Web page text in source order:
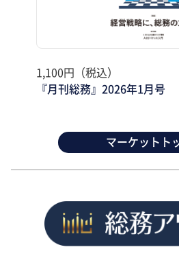
1,100円（税込）
『月刊総務』2026年1月号
マーケットト